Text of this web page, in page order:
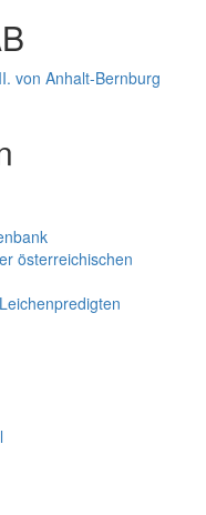
von Anhalt-Bernburg
österreichischen